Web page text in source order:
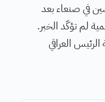
في صنعاء بعد
لم تؤكّد الخبر.
العراقي